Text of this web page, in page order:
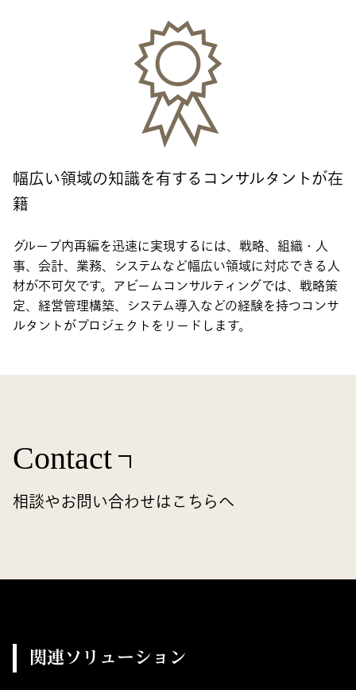
幅広い領域の知識を有するコンサルタントが在
籍
グループ内再編を迅速に実現するには、戦略、組織・人
事、会計、業務、システムなど幅広い領域に対応できる人
材が不可欠です。アビームコンサルティングでは、戦略策
定、経営管理構築、システム導入などの経験を持つコンサ
ルタントがプロジェクトをリードします。
Contact
相談やお問い合わせはこちらへ
関連ソリューション